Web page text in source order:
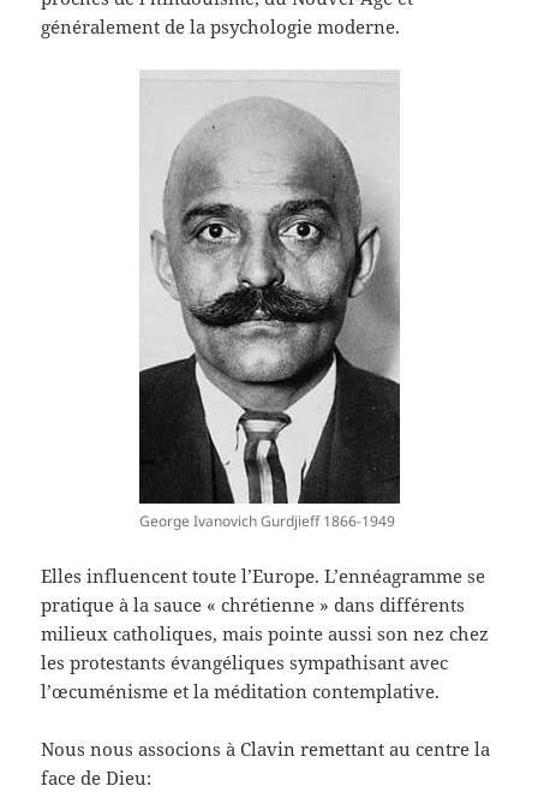
généralement de la psychologie moderne.
George Ivanovich Gurdjieff 1866-1949
Elles influencent toute l’Europe. L’ennéagramme se
pratique à la sauce « chrétienne » dans différents
milieux catholiques, mais pointe aussi son nez chez
les protestants évangéliques sympathisant avec
l’œcuménisme et la méditation contemplative.
Nous nous associons à Clavin remettant au centre la
face de Dieu: